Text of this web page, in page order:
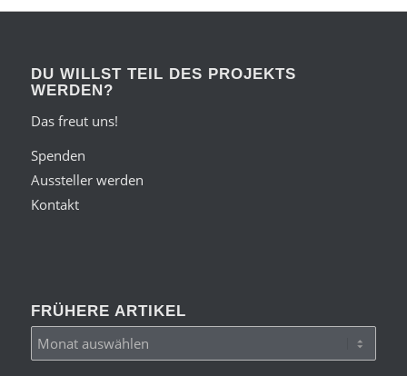
DU WILLST TEIL DES PROJEKTS
WERDEN?
Das freut uns!
Spenden
Aussteller werden
Kontakt
FRÜHERE ARTIKEL